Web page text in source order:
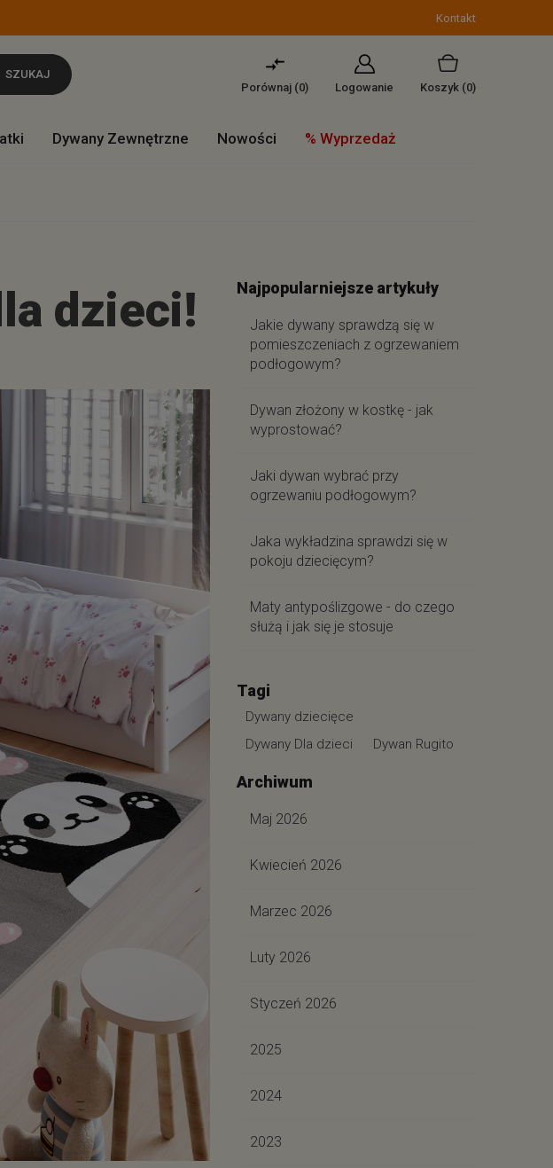
Kontakt
SZUKAJ
Porównaj (0) Logowanie Koszyk (0)
Dywany Zewnętrzne Nowości % Wyprzedaż
dzieci! Najpopularniejsze artykuły
Jakie dywany sprawdzą się w
pomieszczeniach z ogrzewaniem
podłogowym?
Dywan złożony w kostkę - jak
wyprostować?
Jaki dywan wybrać przy
ogrzewaniu podłogowym?
Jaka wykładzina sprawdzi się w
pokoju dziecięcym?
Maty antypoślizgowe - do czego
służą i jak się je stosuje
Tagi
Dywany dziecięce
Dywany Dla dzieci
Dywan Rugito
Archiwum
Maj 2026
Kwiecień 2026
Marzec 2026
Luty 2026
Styczeń 2026
2025
2024
2023